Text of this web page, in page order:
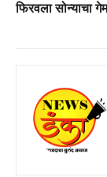
फिरवला सोन्याचा गेम